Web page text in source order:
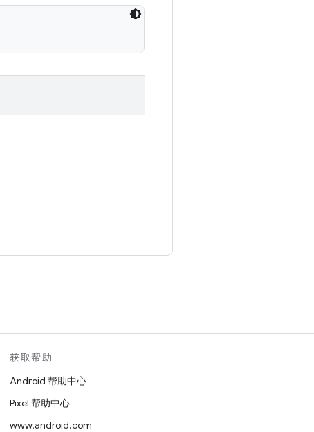
获取帮助
Android 帮助中心
Pixel 帮助中心
www.android.com